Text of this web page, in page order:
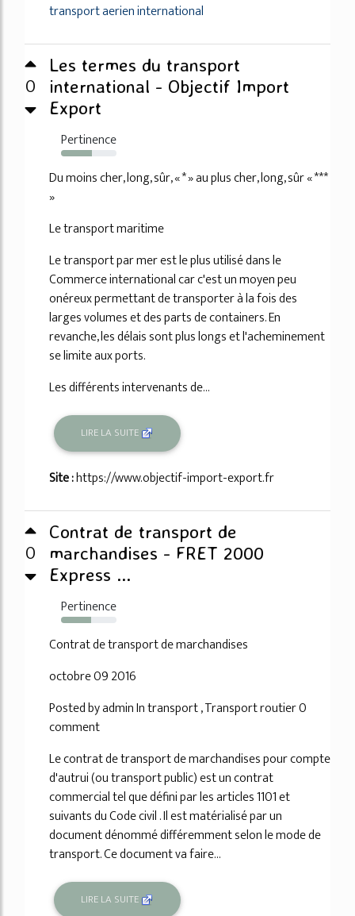
transport aerien international
0
Les termes du transport
international - Objectif Import
Export
Pertinence
55%
Du moins cher, long, sûr, « * » au plus cher, long, sûr « ***
»
Le transport maritime
Le transport par mer est le plus utilisé dans le
Commerce international car c'est un moyen peu
onéreux permettant de transporter à la fois des
larges volumes et des parts de containers. En
revanche, les délais sont plus longs et l'acheminement
se limite aux ports.
Les différents intervenants de...
LIRE LA SUITE
Site :https://www.objectif-import-export.fr
0
Contrat de transport de
marchandises - FRET 2000
Express ...
Pertinence
54%
Contrat de transport de marchandises
octobre 09 2016
Posted by admin In transport , Transport routier 0
comment
Le contrat de transport de marchandises pour compte
d'autrui (ou transport public) est un contrat
commercial tel que défini par les articles 1101 et
suivants du Code civil . Il est matérialisé par un
document dénommé différemment selon le mode de
transport. Ce document va faire...
LIRE LA SUITE